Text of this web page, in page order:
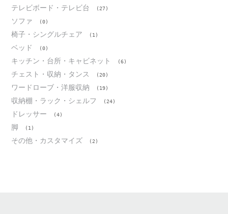
テレビボード・テレビ台 (27)
ソファ (0)
椅子・シングルチェア (1)
ベッド (0)
キッチン・台所・キャビネット (6)
チェスト・収納・タンス (20)
ワードローブ・洋服収納 (19)
収納棚・ラック・シェルフ (24)
ドレッサー (4)
脚 (1)
その他・カスタマイズ (2)